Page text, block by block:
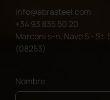
info@abrasteel.com
+34 93 835 50 20
Marconi s-n, Nave 5 - St.
(08253)
Nombre